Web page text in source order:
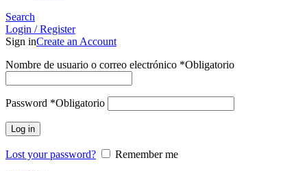
Search
Login / Register
Sign inCreate an Account
Nombre de usuario o correo electrónico *Obligatorio
Password *Obligatorio
Log in
Lost your password?
Remember me